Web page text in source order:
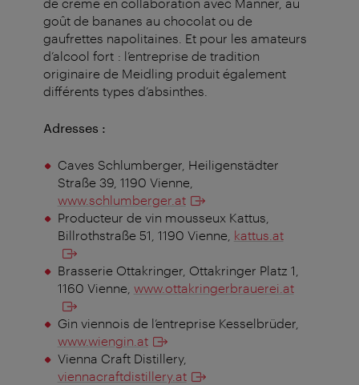
goût de bananes au chocolat ou de
gaufrettes napolitaines. Et pour les amateurs
d’alcool fort : l’entreprise de tradition
originaire de Meidling produit également
différents types d’absinthes.
Adresses :
Caves Schlumberger, Heiligenstädter
Straße 39, 1190 Vienne,
www.schlumberger.at
Producteur de vin mousseux Kattus,
Billrothstraße 51, 1190 Vienne, kattus.at
Brasserie Ottakringer, Ottakringer Platz 1,
1160 Vienne, www.ottakringerbrauerei.at
Gin viennois de l’entreprise Kesselbrüder,
www.wiengin.at
Vienna Craft Distillery,
viennacraftdistillery.at